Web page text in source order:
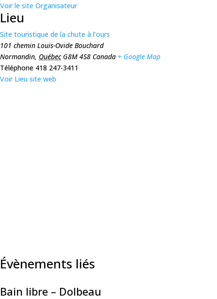
Voir le site Organisateur
Lieu
Site touristique de la chute à l’ours
101 chemin Louis-Ovide Bouchard
Normandin, Québec G8M 4S8 Canada + Google Map
Téléphone 418 247-3411
Voir Lieu site web
Évènements liés
Bain libre – Dolbeau